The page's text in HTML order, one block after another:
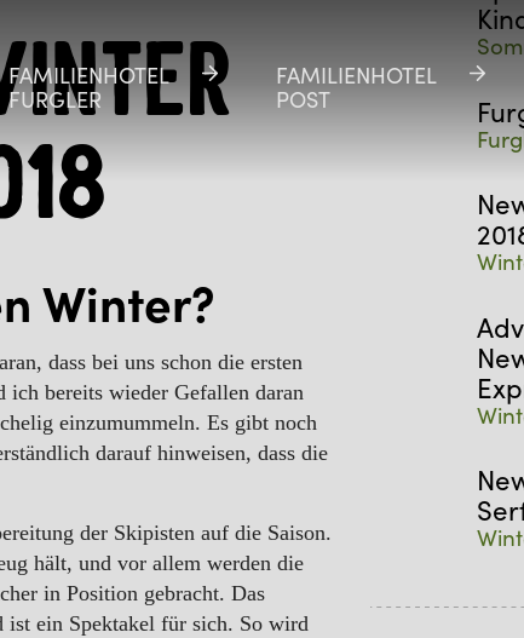
FAMILIENHOTEL
FURGLER
FAMILIENHOTEL
POST
FAMILIENHOTEL
FURGLER
FAMILIENHOTEL
POST
Winter?
dass bei uns schon die ersten
ich bereits wieder Gefallen daran
einzumummeln. Es gibt noch
darauf hinweisen, dass die
der Skipisten auf die Saison.
hält, und vor allem werden die
in Position gebracht. Das
ist ein Spektakel für sich. So wird